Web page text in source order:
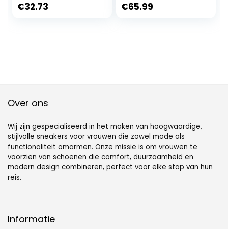
€32.73 €65.99
Over ons
Wij zijn gespecialiseerd in het maken van hoogwaardige,
stijlvolle sneakers voor vrouwen die zowel mode als
functionaliteit omarmen. Onze missie is om vrouwen te
voorzien van schoenen die comfort, duurzaamheid en
modern design combineren, perfect voor elke stap van hun
reis.
Informatie